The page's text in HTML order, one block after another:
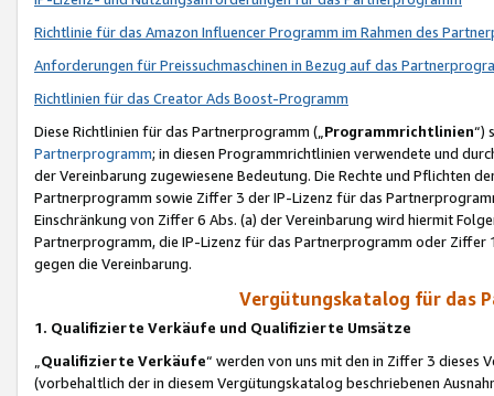
Richtlinie für das Amazon Influencer Programm im Rahmen des
Anforderungen für Preissuchmaschinen in Bezug auf das
Richtlinien für das Creator Ads Boost-Programm
Diese Richtlinien für das Partnerprogramm („Programmrichtlinien“)
Partnerprogramm; in diesen Programmrichtlinien verwendete und
der Vereinbarung zugewiesene Bedeutung. Die Rechte und Pflichten
Partnerprogramm sowie Ziffer 3 der IP-Lizenz für das
Einschränkung von Ziffer 6 Abs. (a) der Vereinbarung wird hiermit
Partnerprogramm, die IP-Lizenz für das Partnerprogramm oder
gegen die Vereinbarung.
Vergütungskatalog für das
1. Qualifizierte Verkäufe und Qualifizierte Umsätze
Qualifizierte Verkäufe“ werden von uns mit den in Ziffer 3
(vorbehaltlich der in diesem Vergütungskatalog beschriebenen